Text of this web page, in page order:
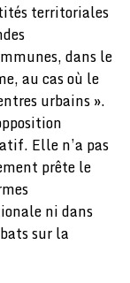
territoriales
dans le
au cas où le
urbains ».
Elle n’a pas
prête le
ni dans
sur la